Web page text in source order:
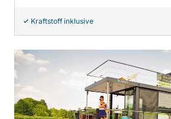
Kraftstoff inklusive